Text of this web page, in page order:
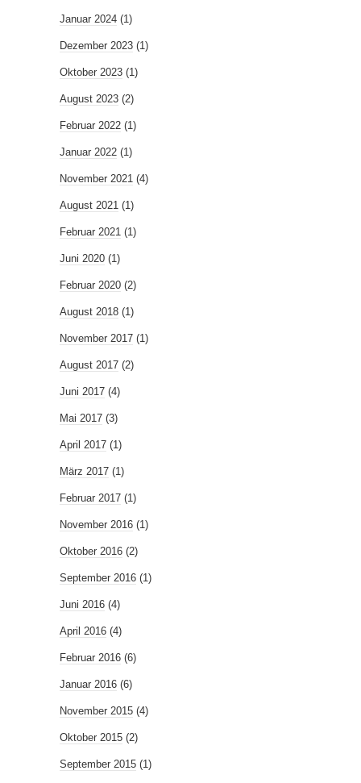
Januar 2024 (1)
Dezember 2023 (1)
Oktober 2023 (1)
August 2023 (2)
Februar 2022 (1)
Januar 2022 (1)
November 2021 (4)
August 2021 (1)
Februar 2021 (1)
Juni 2020 (1)
Februar 2020 (2)
August 2018 (1)
November 2017 (1)
August 2017 (2)
Juni 2017 (4)
Mai 2017 (3)
April 2017 (1)
März 2017 (1)
Februar 2017 (1)
November 2016 (1)
Oktober 2016 (2)
September 2016 (1)
Juni 2016 (4)
April 2016 (4)
Februar 2016 (6)
Januar 2016 (6)
November 2015 (4)
Oktober 2015 (2)
September 2015 (1)